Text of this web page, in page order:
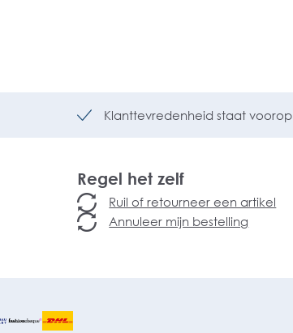
Klanttevredenheid staat voorop
Regel het zelf
Ruil of retourneer een artikel
Annuleer mijn bestelling